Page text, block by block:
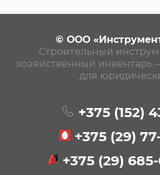
© ООО
Строительный
хозяйственный инвентарь
для
+375 (152)
+375 (29)
+375 (29)